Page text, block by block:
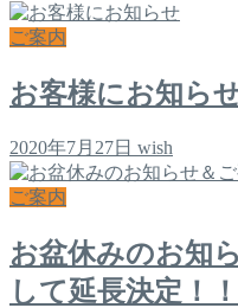
ご案内
お客様にお知ら
2020年7月27日 wish
ご案内
お盆休みのお知
して延長決定！！